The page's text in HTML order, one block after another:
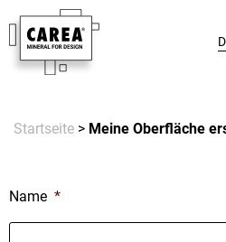
Startseite > Meine Oberfläche
Name *